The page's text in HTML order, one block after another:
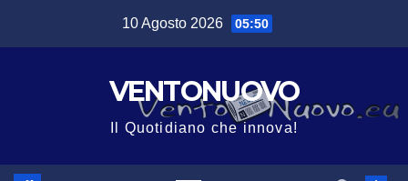
10 Agosto 2026 05:50
VENTONUOVO
Il Quotidiano che innova!